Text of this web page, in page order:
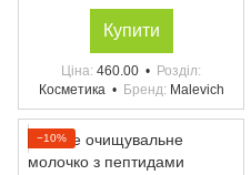
Купити
Ціна 460.00
Розділ
Косметика
Бренд Malevich
−10%